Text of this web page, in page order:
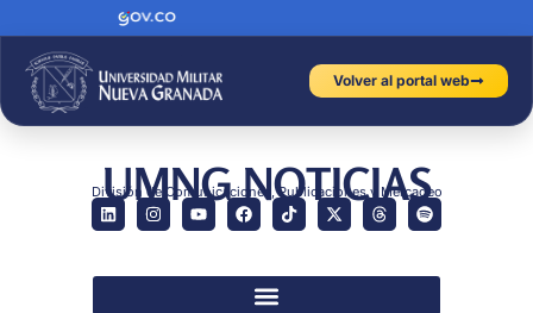
Volver al portal web
UMNG NOTICIAS
División de Comunicaciones, Publicaciones y Mercadeo